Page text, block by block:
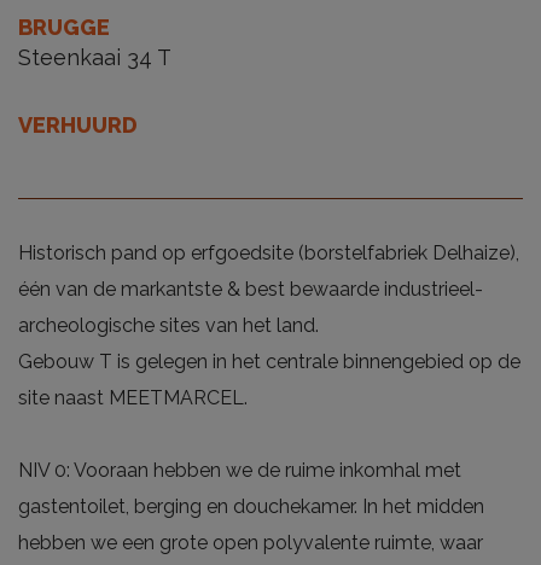
BRUGGE
Steenkaai 34 T
VERHUURD
Historisch pand op erfgoedsite (borstelfabriek Delhaize),
één van de markantste & best bewaarde industrieel-
archeologische sites van het land.
Gebouw T is gelegen in het centrale binnengebied op de
site naast MEETMARCEL.
NIV 0: Vooraan hebben we de ruime inkomhal met
gastentoilet, berging en douchekamer. In het midden
hebben we een grote open polyvalente ruimte, waar